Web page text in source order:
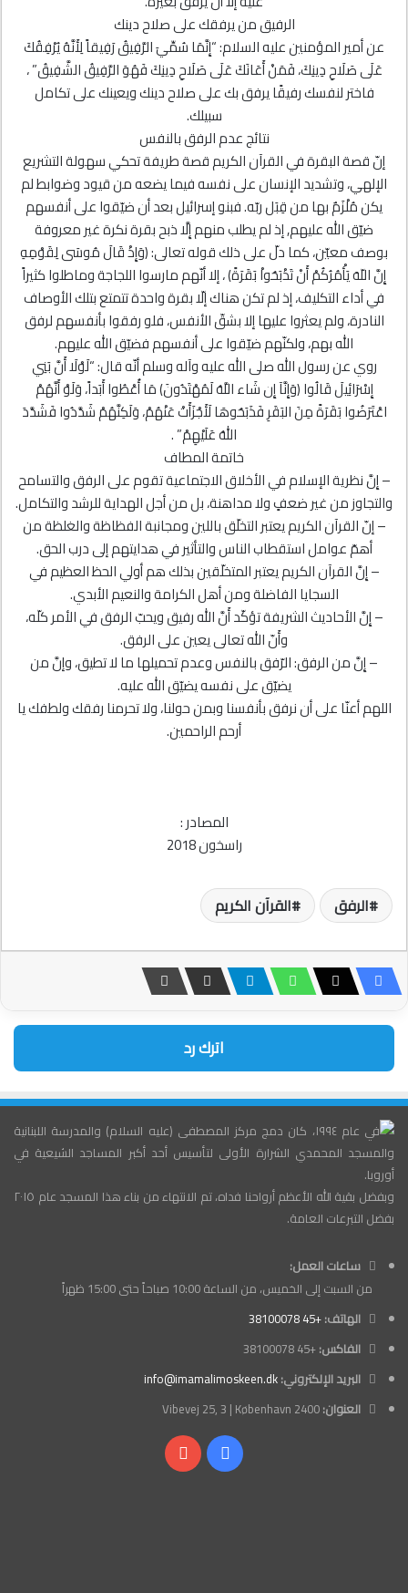
الرفيق من يرفقك على صلاح دينك
عن أمير المؤمنين عليه السلام: “إِنَّمَا سُمِّيَ الرَّفِيقُ رَفِيقاً لِأَنَّهُ يُرْفِقُكَ
عَلَى صَلَاحِ دِينِكَ، فَمَنْ أَعَانَكَ عَلَى صَلَاحِ دِينِكَ فَهُوَ الرَّفِيقُ الشَّفِيقُ” ،
فاختر لنفسك رفيقًا يرفق بك على صلاح دينك ويعينك على تكامل
سبيلك.
نتائج عدم الرفق بالنفس
إنّ قصة البقرة في القرآن الكريم قصة طريفة تحكي سهولة التشريع
الإلهي، وتشديد الإنسان على نفسه فيما يضعه من قيود وضوابط لم
يكن مُلْزَمٌ بها من قِبَل ربّه. فبنو إسرائيل بعد أن ضيّقوا على أنفسهم
ضيّق الله عليهم, إذ لم يطلب منهم إِلَّا ذبح بقرة نكرة غير معروفة
بوصف معيّن، كما دلّ على ذلك قوله تعالى: ﴿وَإِذْ قَالَ مُوسَى لِقَوْمِهِ
إِنَّ اللّهَ يَأْمُرُكُمْ أَنْ تَذْبَحُواْ بَقَرَةً﴾ ، إلا أنّهم مارسوا اللجاجة وماطلوا كثيراً
في أداء التكليف، إذ لم تكن هناك إلّا بقرة واحدة تتمتع بتلك الأوصاف
النادرة، ولم يعثروا عليها إلا بشقّ الأنفس، فلو رفقوا بأنفسهم لرفق
الله بهم، ولكنّهم ضيّقوا على أنفسهم فضيّق الله عليهم.
روي عن رسول الله صلى الله عليه وآله وسلم أنّه قال: “لَوْلَا أَنَّ بَنِي
إِسْرَائِيلَ قَالُوا ﴿وَإِنَّآ إِن شَاء اللَّهُ لَمُهْتَدُونَ﴾ مَا أُعْطُوا أَبَداً، وَلَوْ أَنَّهُمْ
اعْتَرَضُوا بَقَرَةً مِنَ البَقَرِ فَذَبَحُوهَا لَأَجْزَأَتْ عَنْهُمْ، وَلَكِنَّهُمْ شَدَّدُوا فَشَدَّدَ
اللهُ عَلَيْهِمْ” .
خاتمة المطاف
– إِنَّ نظرية الإسلام في الأخلاق الاجتماعية تقوم على الرفق والتسامح
والتجاوز من غير ضعفٍ ولا مداهنة، بل من أجل الهداية للرشد والتكامل.
– إنّ القرآن الكريم يعتبر التخلّق باللين ومجانبة الفظاظة والغلظة من
أهمّ عوامل استقطاب الناس والتأثير في هدايتهم إلى درب الحق.
– إِنَّ القرآن الكريم يعتبر المتخلّقين بذلك هم أولي الحظ العظيم في
السجايا الفاضلة ومن أهل الكرامة والنعيم الأبدي.
– إِنَّ الأحاديث الشريفة تؤكّد أَنَّ الله رفيق ويحبّ الرفق في الأمر كلّه،
وأَنّ الله تعالى يعين على الرفق.
– إِنَّ من الرفق: الرّفق بالنفس وعدم تحميلها ما لا تطيق، وإنَّ من
يضيّق على نفسه يضيّق الله عليه.
اللهم أعنّا على أن نرفق بأنفسنا وبمن حولنا، ولا تحرمنا رفقك ولطفك يا
أرحم الراحمين.
المصادر :
راسخون 2018
الرفق القرآن الكريم
اترك رد
في عام ١٩٩٤، كان دمج مركز المصطفى (عليه السلام) والمدرسة اللبنانية
والمسجد المحمدي الشرارة الأولى لتأسيس أحد أكبر المساجد الشيعية في
أوروبا.
وبفضل بقية الله الأعظم أرواحنا فداه، تم الانتهاء من بناء هذا المسجد عام ٢٠١٥
بفضل التبرعات العامة.
ساعات العمل:
من السبت إلى الخميس، من الساعة 10:00 صباحاً حتى 15:00 ظهراً
الهاتف:+45 38100078
الفاكس:+45 38100078
البريد الإلكتروني:info@imamalimoskeen.dk
العنوان:
فيسبوك‫YouTube